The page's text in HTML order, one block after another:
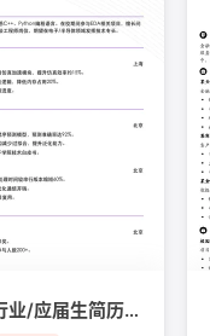
算法工程师/芯片行业/应届生简历模板